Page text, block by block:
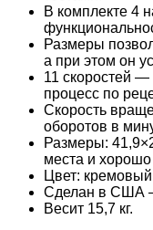
В комплекте 4
Размеры
а при этом он
11 скоростей —
процесс по
Скорость
оборотов в
Размеры:
места и
Цвет:
Сделан в США —
Весит 15,7 кг.